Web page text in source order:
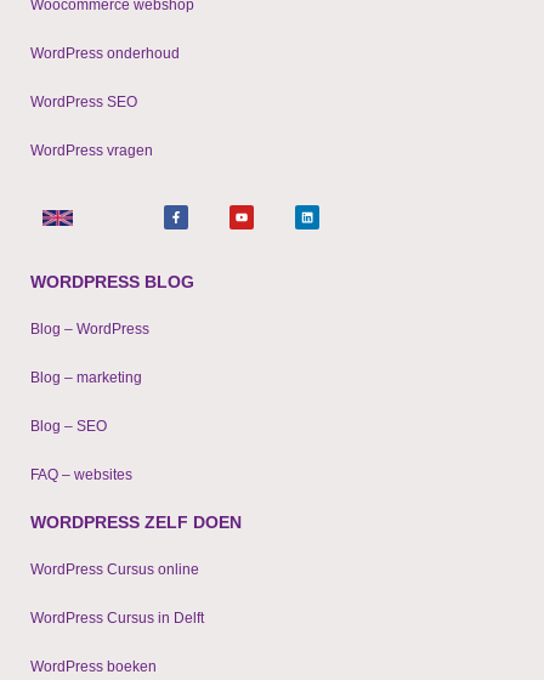
Woocommerce webshop
WordPress onderhoud
WordPress SEO
WordPress vragen
F
a
c
o
k
Y
o
u
L
i
n
WORDPRESS BLOG
Blog – WordPress
Blog – marketing
Blog – SEO
FAQ – websites
WORDPRESS ZELF DOEN
WordPress Cursus online
WordPress Cursus in Delft
WordPress boeken